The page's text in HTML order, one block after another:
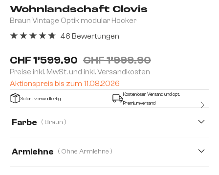
Wohnlandschaft Clovis
Braun Vintage Optik modular Hocker
CHF 1’599.90 CHF 1’999.90
Preise inkl. MwSt. und inkl. Versandkosten
Aktionspreis bis zum 11.08.2026
46 Bewertungen
Sofort versandfertig
Kostenloser Versand und opt.
Premiumversand
Farbe ( Braun )
Armlehne ( Ohne Armlehne )